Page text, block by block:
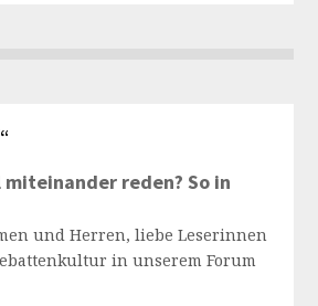
reden? So in
und Herren, liebe Leserinnen
in unserem Forum